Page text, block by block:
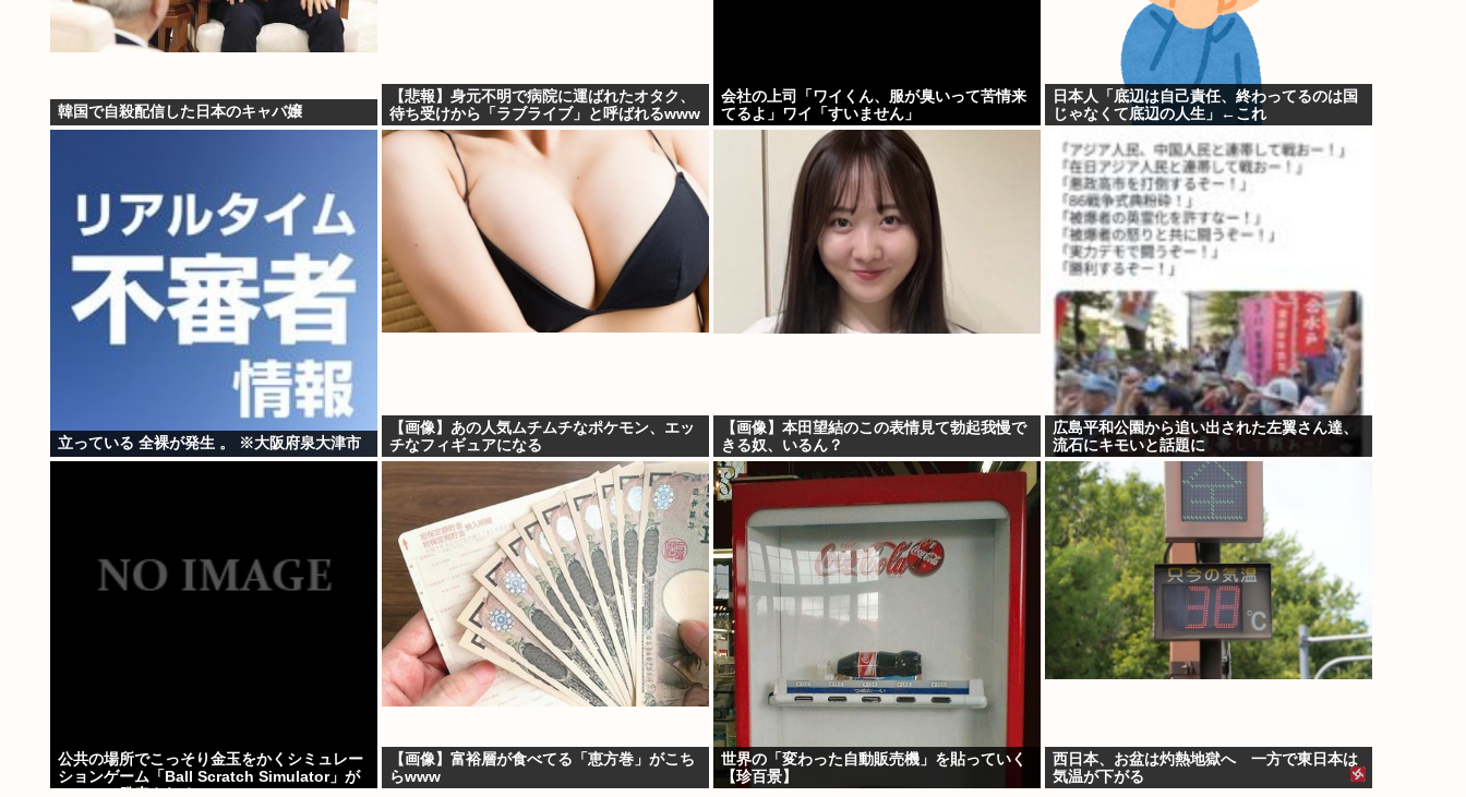
韓国で自殺配信した日本のキャバ嬢
【悲報】身元不明で病院に運ばれたオタク、
待ち受けから「ラブライブ」と呼ばれるwww
会社の上司「ワイくん、服が臭いって苦情来
てるよ」ワイ「すいません」
日本人「底辺は自己責任、終わってるのは国
じゃなくて底辺の人生」←これ
立っている 全裸が発生 。 ※大阪府泉大津市
【画像】あの人気ムチムチなポケモン、エッ
チなフィギュアになる
【画像】本田望結のこの表情見て勃起我慢で
きる奴、いるん？
広島平和公園から追い出された左翼さん達、
流石にキモいと話題に
公共の場所でこっそり金玉をかくシミュレー
ションゲーム「Ball Scratch Simulator」が
【画像】富裕層が食べてる「恵方巻」がこち
らwww
世界の「変わった自動販売機」を貼っていく
【珍百景】
西日本、お盆は灼熱地獄へ 一方で東日本は
気温が下がる